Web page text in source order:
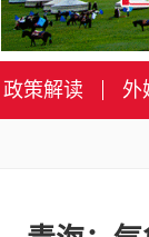
政策解读 外